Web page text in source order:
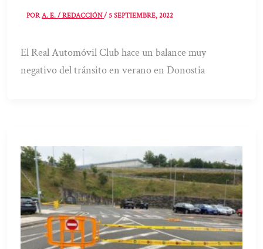
PORA. E. / REDACCIÓN/5 SEPTIEMBRE, 2022
El Real Automóvil Club hace un balance muy
negativo del tránsito en verano en Donostia